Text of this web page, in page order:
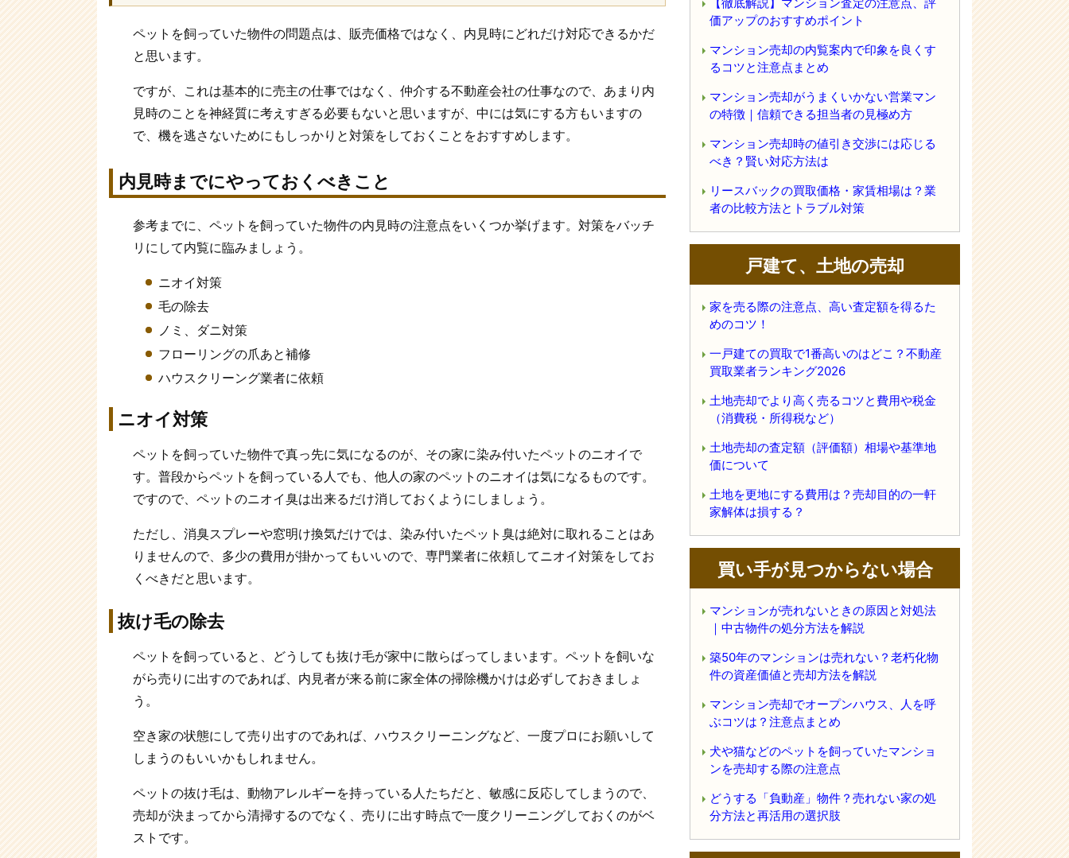
ペットを飼っていた物件の問題点は、販売価格ではなく、内見時にどれだけ対応できるかだ
と思います。
ですが、これは基本的に売主の仕事ではなく、仲介する不動産会社の仕事なので、あまり内
見時のことを神経質に考えすぎる必要もないと思いますが、中には気にする方もいますの
で、機を逃さないためにもしっかりと対策をしておくことをおすすめします。
内見時までにやっておくべきこと
参考までに、ペットを飼っていた物件の内見時の注意点をいくつか挙げます。対策をバッチ
リにして内覧に臨みましょう。
ニオイ対策
毛の除去
ノミ、ダニ対策
フローリングの爪あと補修
ハウスクリーング業者に依頼
ニオイ対策
ペットを飼っていた物件で真っ先に気になるのが、その家に染み付いたペットのニオイで
す。普段からペットを飼っている人でも、他人の家のペットのニオイは気になるものです。
ですので、ペットのニオイ臭は出来るだけ消しておくようにしましょう。
ただし、消臭スプレーや窓明け換気だけでは、染み付いたペット臭は絶対に取れることはあ
りませんので、多少の費用が掛かってもいいので、専門業者に依頼してニオイ対策をしてお
くべきだと思います。
抜け毛の除去
ペットを飼っていると、どうしても抜け毛が家中に散らばってしまいます。ペットを飼いな
がら売りに出すのであれば、内見者が来る前に家全体の掃除機かけは必ずしておきましょ
う。
空き家の状態にして売り出すのであれば、ハウスクリーニングなど、一度プロにお願いして
しまうのもいいかもしれません。
ペットの抜け毛は、動物アレルギーを持っている人たちだと、敏感に反応してしまうので、
売却が決まってから清掃するのでなく、売りに出す時点で一度クリーニングしておくのがベ
ストです。
価アップのおすすめポイント
マンション売却の内覧案内で印象を良くす
るコツと注意点まとめ
マンション売却がうまくいかない営業マン
の特徴｜信頼できる担当者の見極め方
マンション売却時の値引き交渉には応じる
べき？賢い対応方法は
リースバックの買取価格・家賃相場は？業
者の比較方法とトラブル対策
戸建て、土地の売却
家を売る際の注意点、高い査定額を得るた
めのコツ！
一戸建ての買取で1番高いのはどこ？不動産
買取業者ランキング2026
土地売却でより高く売るコツと費用や税金
（消費税・所得税など）
土地売却の査定額（評価額）相場や基準地
価について
土地を更地にする費用は？売却目的の一軒
家解体は損する？
買い手が見つからない場合
マンションが売れないときの原因と対処法
｜中古物件の処分方法を解説
築50年のマンションは売れない？老朽化物
件の資産価値と売却方法を解説
マンション売却でオープンハウス、人を呼
ぶコツは？注意点まとめ
犬や猫などのペットを飼っていたマンショ
ンを売却する際の注意点
どうする「負動産」物件？売れない家の処
分方法と再活用の選択肢